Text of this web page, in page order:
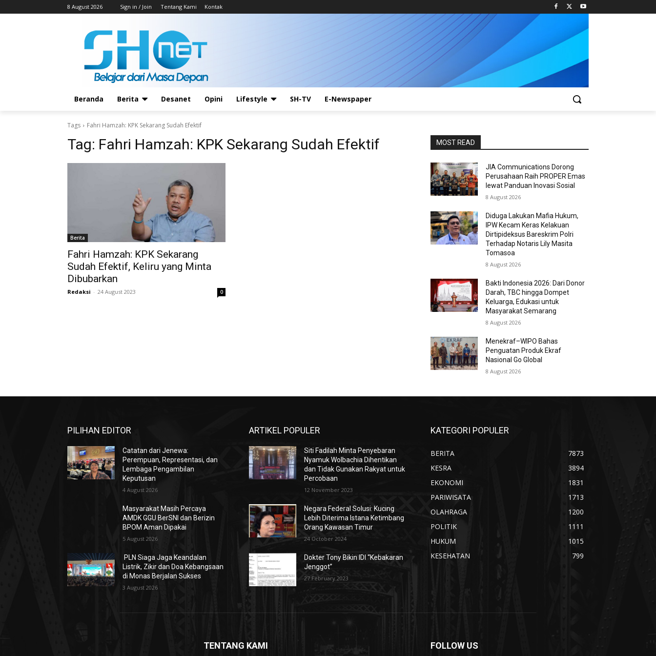
8 August 2026 Sign in / Join Tentang Kami Kontak
Beranda Berita Desanet Opini Lifestyle SH-TV E-Newspaper
Tags Fahri Hamzah: KPK Sekarang Sudah Efektif
Tag: Fahri Hamzah: KPK Sekarang Sudah Efektif
Berita
Fahri Hamzah: KPK Sekarang
Sudah Efektif, Keliru yang Minta
Dibubarkan
Redaksi - 24 August 2023 0
MOST READ
JIA Communications Dorong
Perusahaan Raih PROPER Emas
lewat Panduan Inovasi Sosial
8 August 2026
Diduga Lakukan Mafia Hukum,
IPW Kecam Keras Kelakuan
Dirtipideksus Bareskrim Polri
Terhadap Notaris Lily Masita
Tomasoa
8 August 2026
Bakti Indonesia 2026: Dari Donor
Darah, TBC hingga Dompet
Keluarga, Edukasi untuk
Masyarakat Semarang
8 August 2026
Menekraf–WIPO Bahas
Penguatan Produk Ekraf
Nasional Go Global
8 August 2026
PILIHAN EDITOR
Catatan dari Jenewa:
Perempuan, Representasi, dan
Lembaga Pengambilan
Keputusan
4 August 2026
Masyarakat Masih Percaya
AMDK GGU BerSNI dan Berizin
BPOM Aman Dipakai
5 August 2026
PLN Siaga Jaga Keandalan
Listrik, Zikir dan Doa Kebangsaan
di Monas Berjalan Sukses
3 August 2026
ARTIKEL POPULER
Siti Fadilah Minta Penyebaran
Nyamuk Wolbachia Dihentikan
dan Tidak Gunakan Rakyat untuk
Percobaan
12 November 2023
Negara Federal Solusi: Kucing
Lebih Diterima Istana Ketimbang
Orang Kawasan Timur
24 October 2024
Dokter Tony Bikin IDI “Kebakaran
Jenggot”
27 February 2023
KATEGORI POPULER
BERITA
7873
KESRA
3894
EKONOMI
1831
PARIWISATA
1713
OLAHRAGA
1200
POLITIK
1111
HUKUM
1015
KESEHATAN
799
TENTANG KAMI FOLLOW US